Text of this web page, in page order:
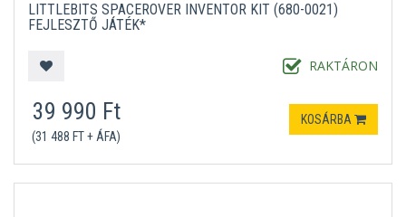
LITTLEBITS SPACEROVER INVENTOR KIT (680-0021)
FEJLESZTŐ JÁTÉK*
RAKTÁRON
39 990 Ft
(31 488 FT + ÁFA)
KOSÁRBA